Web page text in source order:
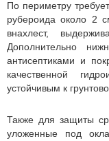
По периметру
рубероида около 2
внахлест,
Дополнительно
антисептиками и
качественной
устойчивым к
Также для защиты
уложенные под